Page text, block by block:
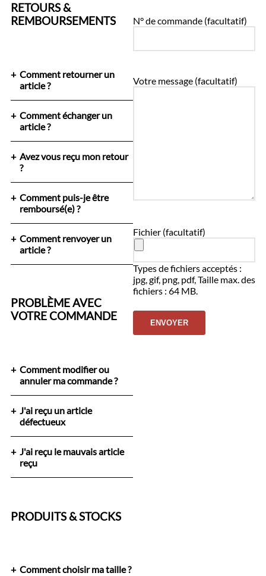
RETOURS &
REMBOURSEMENTS
Comment retourner un
article ?
Comment échanger un
article ?
Avez vous reçu mon retour
?
Comment puis-je être
remboursé(e) ?
Comment renvoyer un
article ?
PROBLÈME AVEC
VOTRE COMMANDE
Comment modifier ou
annuler ma commande ?
J'ai reçu un article
défectueux
J'ai reçu le mauvais article
reçu
PRODUITS & STOCKS
Comment choisir ma taille ?
N° de commande (facultatif)
Votre message (facultatif)
Fichier (facultatif)
Types de fichiers acceptés :
jpg, gif, png, pdf, Taille max. des
fichiers : 64 MB.